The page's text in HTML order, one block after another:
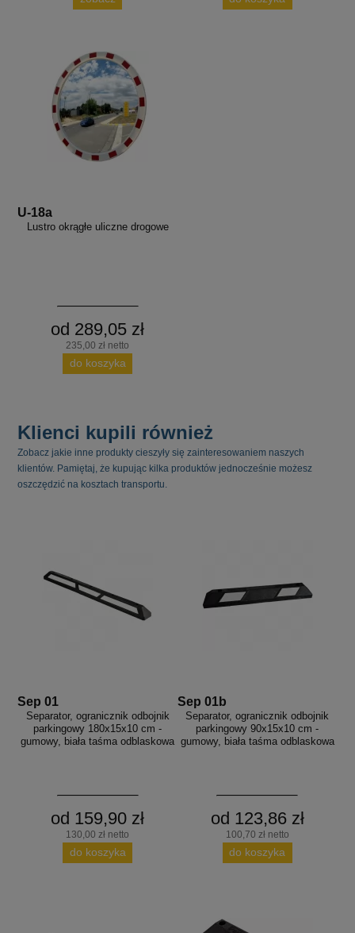
U-18a
Lustro okrągłe uliczne drogowe
od 289,05 zł
235,00 zł netto
do koszyka
Klienci kupili również
Zobacz jakie inne produkty cieszyły się zainteresowaniem naszych
klientów. Pamiętaj, że kupując kilka produktów jednocześnie możesz
oszczędzić na kosztach transportu.
Sep 01
Separator, ogranicznik odbojnik
parkingowy 180x15x10 cm -
gumowy, biała taśma odblaskowa
od 159,90 zł
130,00 zł netto
do koszyka
Sep 01b
Separator, ogranicznik odbojnik
parkingowy 90x15x10 cm -
gumowy, biała taśma odblaskowa
od 123,86 zł
100,70 zł netto
do koszyka